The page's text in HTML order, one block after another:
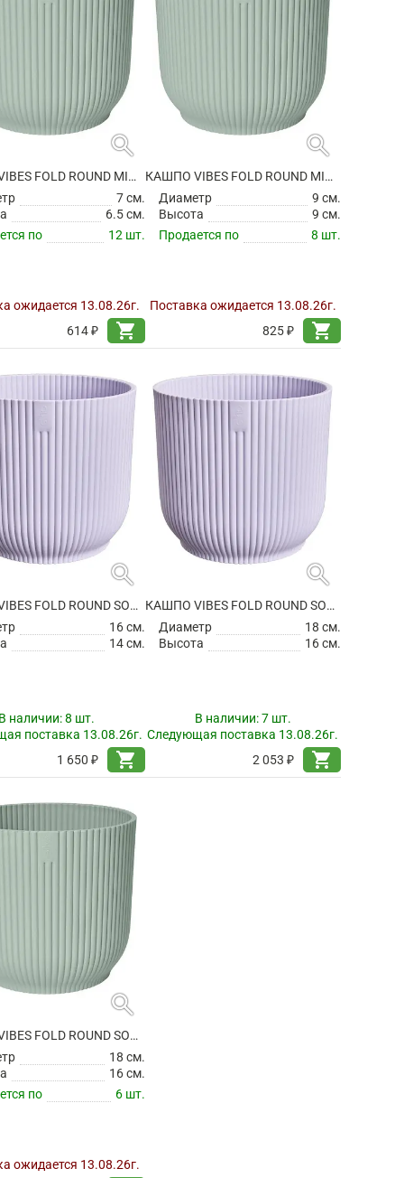
search
КАШПО VIBES FOLD ROUND MINI SORBET GREEN
7 см.
6.5 см.
по
12 шт.
ожидается 13.08.26г.
614 ₽
shopping_cart
search
КАШПО VIBES FOLD ROUND MINI SORBET GREEN
Диаметр
9 см.
Высота
9 см.
Продается по
8 шт.
Поставка ожидается 13.08.26г.
825 ₽
shopping_cart
search
КАШПО VIBES FOLD ROUND SOFT LILAC
16 см.
14 см.
наличии:8 шт.
поставка 13.08.26г.
1 650 ₽
shopping_cart
search
КАШПО VIBES FOLD ROUND SOFT LILAC
Диаметр
18 см.
Высота
16 см.
В наличии:7 шт.
Следующая поставка 13.08.26г.
2 053 ₽
shopping_cart
search
КАШПО VIBES FOLD ROUND SORBET GREEN
18 см.
16 см.
по
6 шт.
ожидается 13.08.26г.